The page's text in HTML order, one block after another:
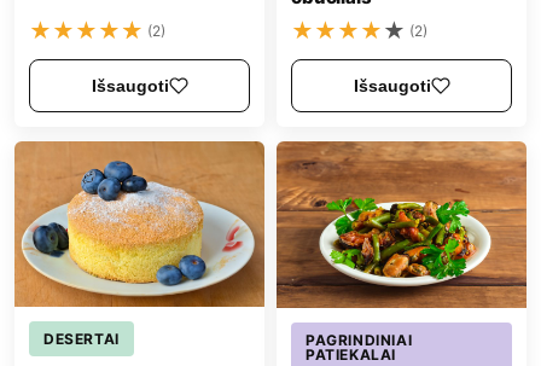
★★★★★ (2)
Išsaugoti
★★★★★ (2)
Išsaugoti
DESERTAI
PAGRINDINIAI
PATIEKALAI